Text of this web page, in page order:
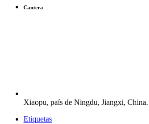
Cantera
Xiaopu, país de Ningdu, Jiangxi, China.
Etiquetas